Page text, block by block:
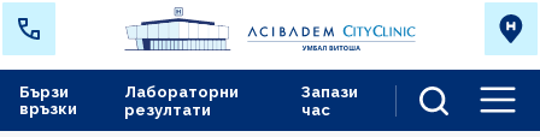
Лабораторни
резултати
Запази
час
Бързи
връзки